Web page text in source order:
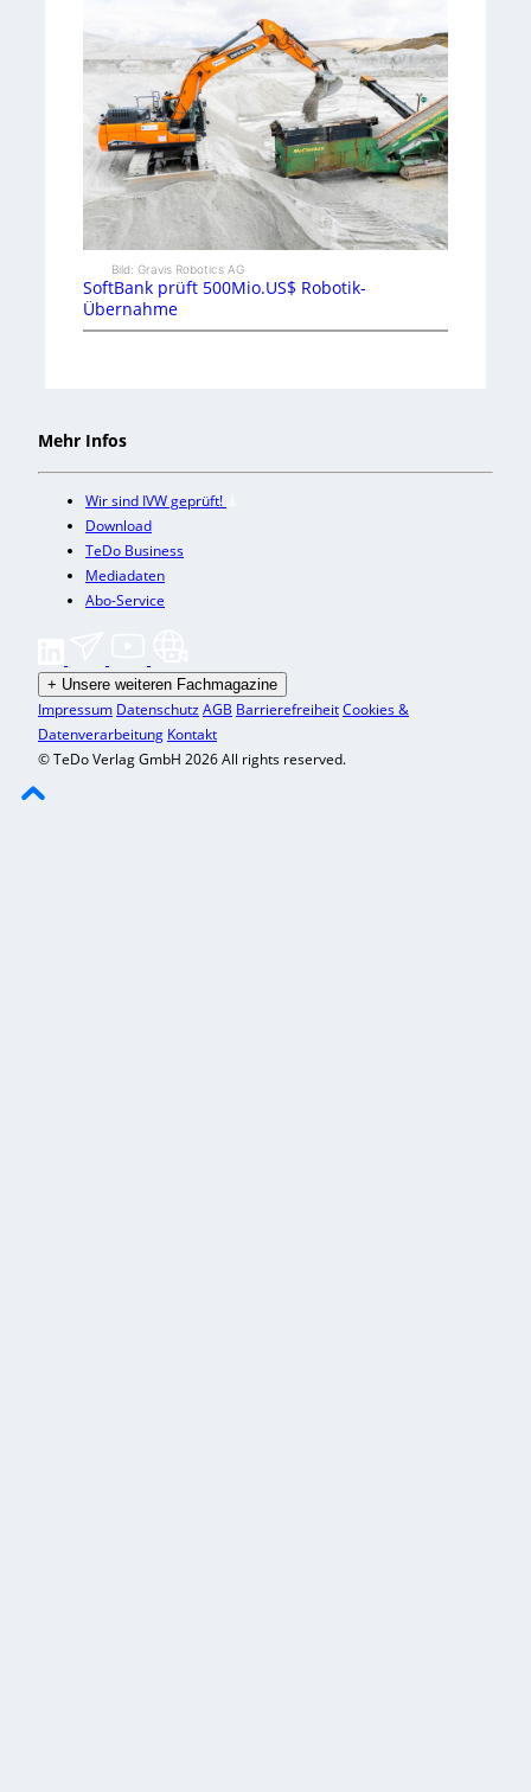
Bild: Gravis Robotics AG
SoftBank prüft 500Mio.US$ Robotik-
Übernahme
Mehr Infos
Wir sind IVW geprüft!
Download
TeDo Business
Mediadaten
Abo-Service
+ Unsere weiteren Fachmagazine
Impressum DatenschutzAGB BarrierefreiheitCookies &
Datenverarbeitung Kontakt
© TeDo Verlag GmbH 2026 All rights reserved.